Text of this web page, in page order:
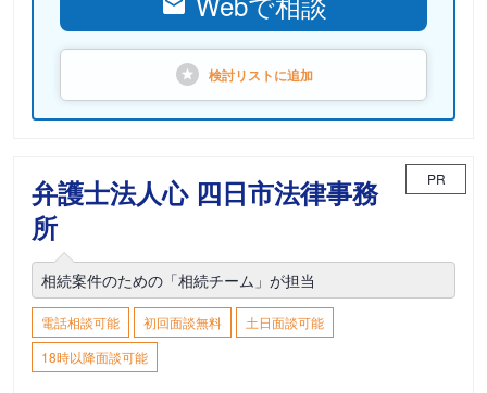
検討リストに追加
弁護士法人心 四日市法律事務
所
PR
相続案件のための「相続チーム」が担当
電話相談可能 初回面談無料
土日面談可能
18時以降面談可能